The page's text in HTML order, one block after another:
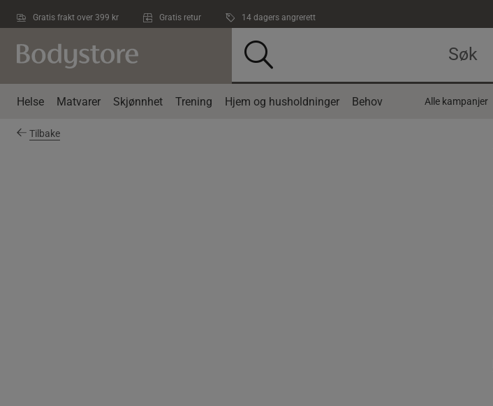
Gratis frakt over 399 kr Gratis retur 14 dagers angrerett
Helse Matvarer Skjønnhet Trening Hjem og husholdninger Behov Alle kampanjer
Tilbake